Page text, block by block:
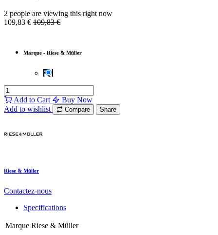
2 people are viewing this right now
109,83 € 109,83€
Marque - Riese & Müller
Add to Cart
Buy Now
Add to wishlist
Compare Share
Riese & Müller
Contactez-nous
Specifications
Marque Riese & Müller